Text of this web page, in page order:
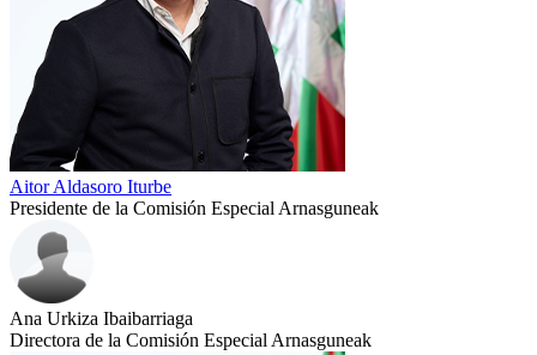
Aitor Aldasoro Iturbe
Presidente de la Comisión Especial Arnasguneak
Ana Urkiza Ibaibarriaga
Directora de la Comisión Especial Arnasguneak